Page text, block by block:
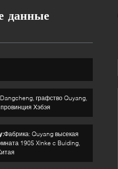
данные
Dangcheng, графство Quyang,
Хэбэя
Фабрика: Quyang высекая
1905 Xinke c Buiding,